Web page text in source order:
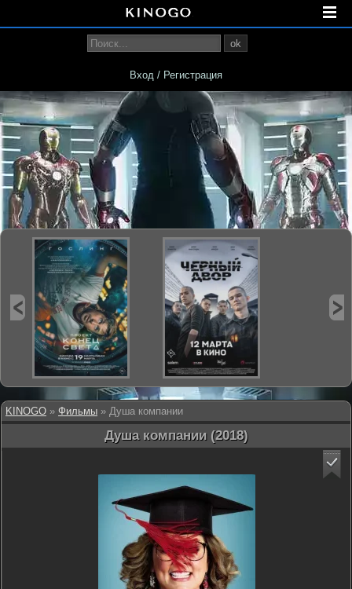
KINOGO » Фильмы » Душа компании
Душа компании (2018)
ok
Вход / Регистрация